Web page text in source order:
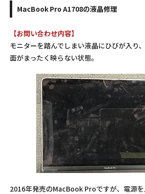
MacBook Pro A1708の液晶修理
【お問い合わせ内容】
モニターを踏んでしまい液晶にひびが入り
面がまったく映らない状態。
2016年発売のMacBook Proですが、電源